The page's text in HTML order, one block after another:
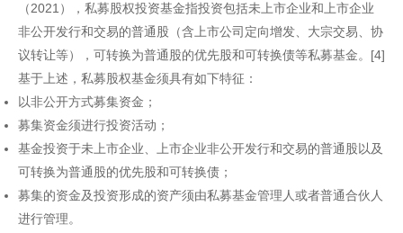
（2021），私募股权投资基金指投资包括未上市企业和上市企业
非公开发行和交易的普通股（含上市公司定向增发、大宗交易、协
议转让等），可转换为普通股的优先股和可转换债等私募基金。[4]
基于上述，私募股权基金须具有如下特征：
以非公开方式募集资金；
募集资金须进行投资活动；
基金投资于未上市企业、上市企业非公开发行和交易的普通股以及
可转换为普通股的优先股和可转换债；
募集的资金及投资形成的资产须由私募基金管理人或者普通合伙人
进行管理。